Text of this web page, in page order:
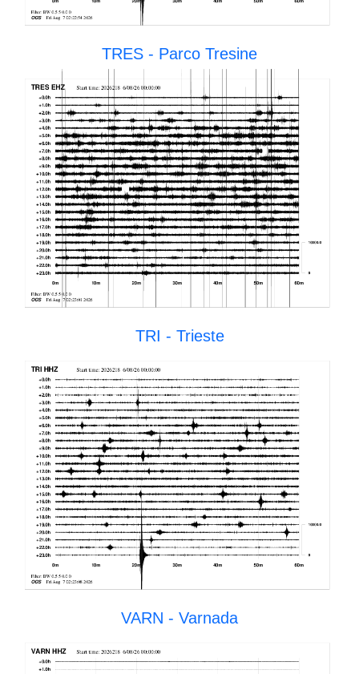
TRES - Parco Tresine
TRI - Trieste
VARN - Varnada